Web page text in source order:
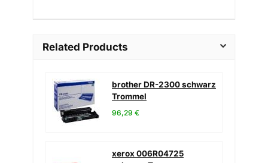
Related Products
brother DR-2300 schwarz
Trommel
96,29 €
xerox 006R04725